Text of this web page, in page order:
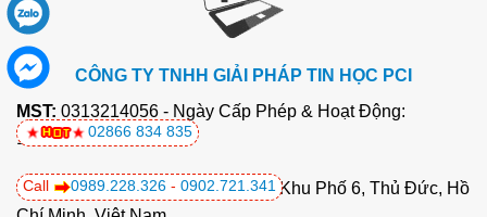
CÔNG TY TNHH GIẢI PHÁP TIN HỌC PCI
MST: 0313214056 - Ngày Cấp Phép & Hoạt Động:
17/04/2015
Địa chỉ:415a Đ. Nguyễn Văn Bá, Khu Phố 6, Thủ Đức, Hồ
Call 0989.228.326 - 0902.721.341
02866 834 835